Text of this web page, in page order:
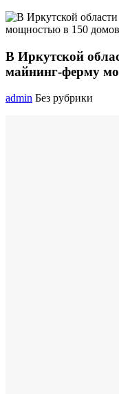
В Иркутской
майнинг-ферму
admin Без рубрики